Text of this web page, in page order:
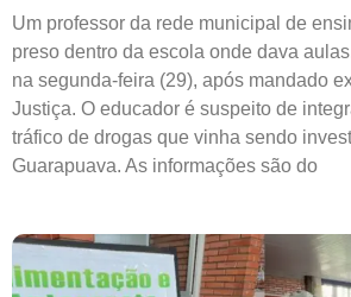
Um professor da rede municipal de
preso dentro da escola onde dava
na segunda-feira (29), após mandado
Justiça. O educador é suspeito de
tráfico de drogas que vinha sendo
Guarapuava. As informações são do